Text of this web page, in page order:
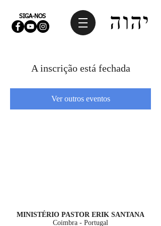
SIGA-NOS
A inscrição está fechada
Ver outros eventos
MINISTÉRIO PASTOR ERIK SANTANA
Coimbra - Portugal